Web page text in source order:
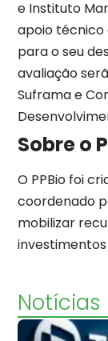
e Instituto
apoio técnico
para o seu
avaliação
Suframa e
Sobre o
O PPBio foi
coordenado
mobilizar
Notícias